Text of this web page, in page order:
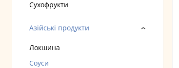
Сухофрукти
Азійські продукти
Локшина
Соуси